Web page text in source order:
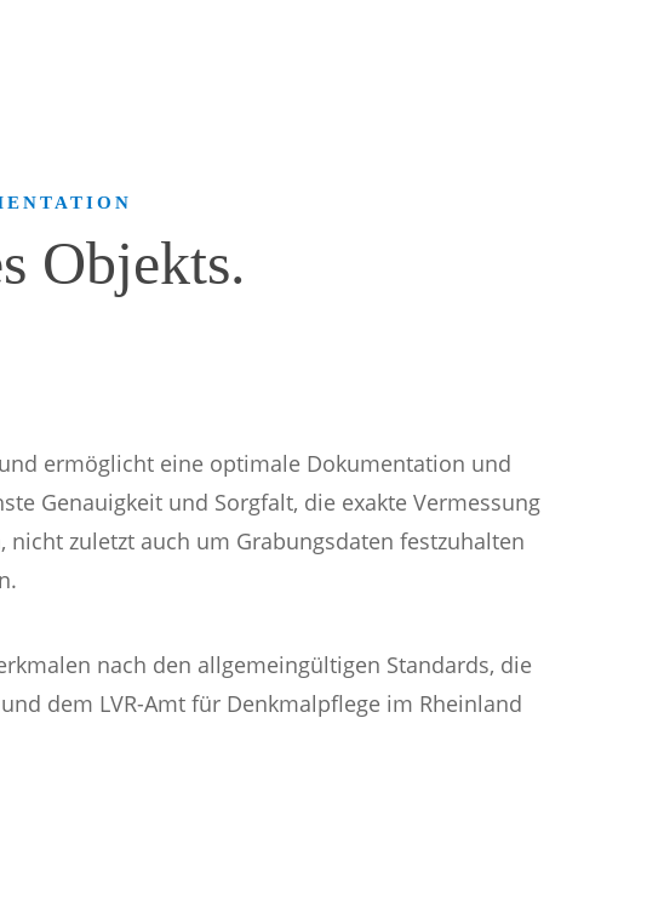
Objekts.
ermöglicht eine optimale Dokumentation und
Genauigkeit und Sorgfalt, die exakte Vermessung
zuletzt auch um Grabungsdaten festzuhalten
nach den allgemeingültigen Standards, die
dem LVR-Amt für Denkmalpflege im Rheinland